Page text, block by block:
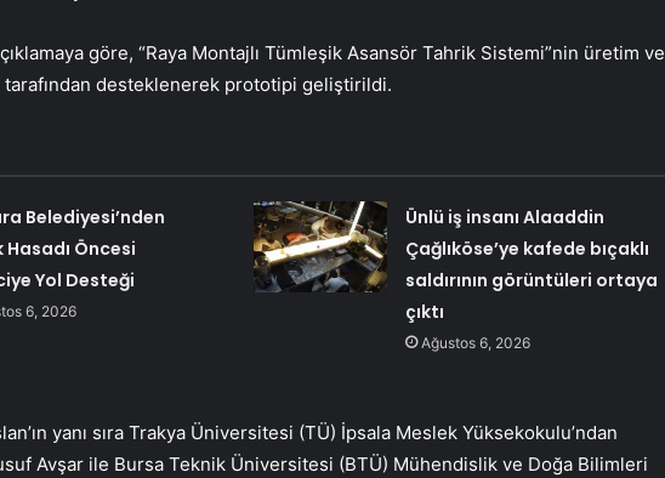
göre, “Raya Montajlı Tümleşik Asansör Tahrik Sistemi”nin üretim ve
desteklenerek prototipi geliştirildi.
Belediyesi’nden
Hasadı Öncesi
Yol Desteği
6, 2026
Ünlü iş insanı Alaaddin
Çağlıköse’ye kafede bıçaklı
saldırının görüntüleri ortaya
çıktı
Ağustos 6, 2026
yanı sıra Trakya Üniversitesi (TÜ) İpsala Meslek Yüksekokulu’ndan
Avşar ile Bursa Teknik Üniversitesi (BTÜ) Mühendislik ve Doğa Bilimleri